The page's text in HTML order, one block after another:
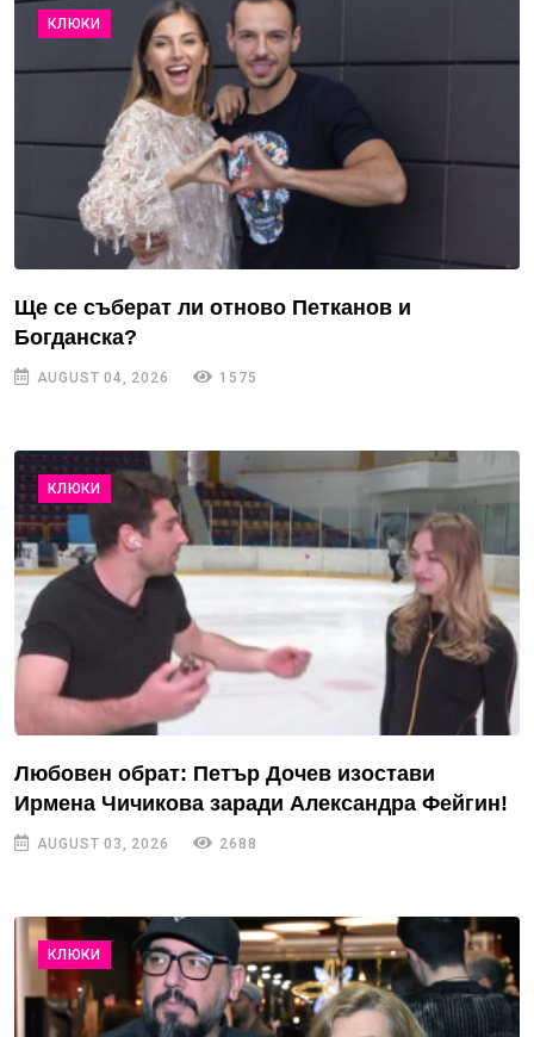
КЛЮКИ
Ще се съберат ли отново Петканов и
Богданска?
AUGUST 04, 2026 1575
КЛЮКИ
Любовен обрат: Петър Дочев изостави
Ирмена Чичикова заради Александра Фейгин!
AUGUST 03, 2026 2688
КЛЮКИ